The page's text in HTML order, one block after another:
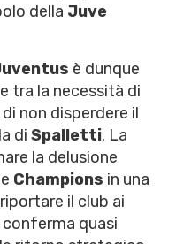
della Juve
è dunque
tra la necessità di
non disperdere il
di Spalletti. La
la delusione
Champions in una
il club ai
conferma quasi